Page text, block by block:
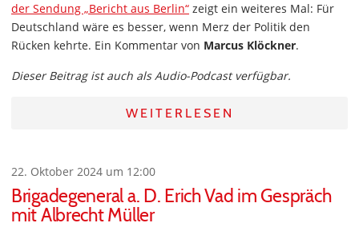
der Sendung „Bericht aus Berlin“ zeigt ein weiteres Mal: Für
Deutschland wäre es besser, wenn Merz der Politik den
Rücken kehrte. Ein Kommentar von Marcus Klöckner.
Dieser Beitrag ist auch als Audio-Podcast verfügbar.
WEITERLESEN
22. Oktober 2024 um 12:00
Brigadegeneral a. D. Erich Vad im Gespräch
mit Albrecht Müller